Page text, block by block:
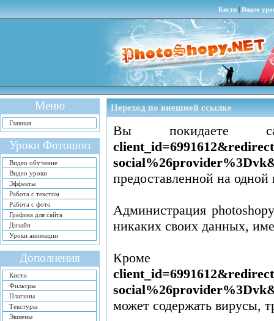
Кисти |Видео
Меню
Главная
Уроки Фотошоп
Видео обучение
Видео уроки
Эффекты
Работа с текстом
Работа с фото
Графика для сайта
Дизайн
Уроки анимации
Дополнения
Кисти
Фильтры
Плагины
Текстуры
Экшены
Переход по внешней ссылке
Вы покидаете
предоставленной на
Администрация
никаких своих данных,
может содержать вирусы,